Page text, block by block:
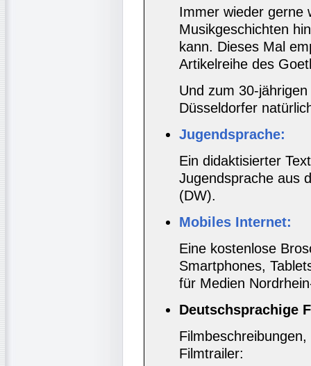
Immer wieder gerne
Musikgeschichten
kann. Dieses Mal
Artikelreihe des
Und zum 30-
Düsseldorfer
Jugendsprache:
Ein didaktisierter
Jugendsprache aus
(DW).
Mobiles Internet:
Eine kostenlose
Smartphones,
für Medien
Deutschsprachige
Filmtrailer: